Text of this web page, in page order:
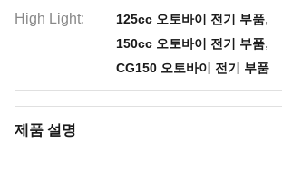
High Light: 125cc 오토바이 전기 부품,
150cc 오토바이 전기 부품,
CG150 오토바이 전기 부품
제품 설명